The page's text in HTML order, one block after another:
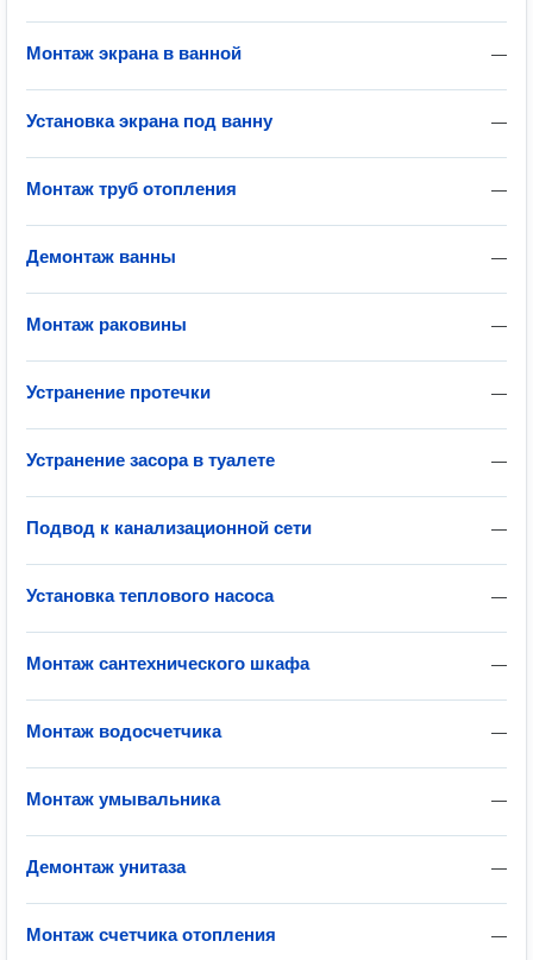
—
Монтаж экрана в ванной
—
Установка экрана под ванну
—
Монтаж труб отопления
—
Демонтаж ванны
—
Монтаж раковины
—
Устранение протечки
—
Устранение засора в туалете
—
Подвод к канализационной сети
—
Установка теплового насоса
—
Монтаж сантехнического шкафа
—
Монтаж водосчетчика
—
Монтаж умывальника
—
Демонтаж унитаза
—
Монтаж счетчика отопления